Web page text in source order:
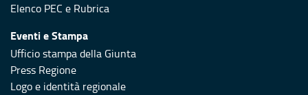
Elenco PEC e Rubrica
Eventi e Stampa
Ufficio stampa della Giunta
Press Regione
Logo e identità regionale